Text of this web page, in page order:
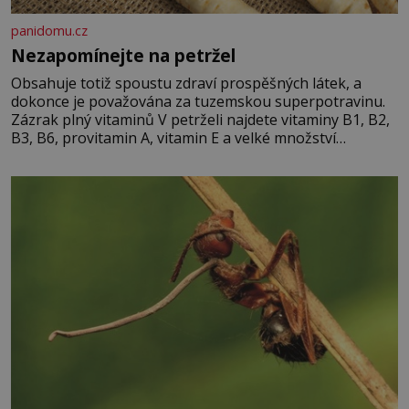
panidomu.cz
Nezapomínejte na petržel
Obsahuje totiž spoustu zdraví prospěšných látek, a
dokonce je považována za tuzemskou superpotravinu.
Zázrak plný vitaminů V petrželi najdete vitaminy B1, B2,
B3, B6, provitamin A, vitamin E a velké množství
pomeranč, v kořeni je také, ale je ho desetkrát méně), a